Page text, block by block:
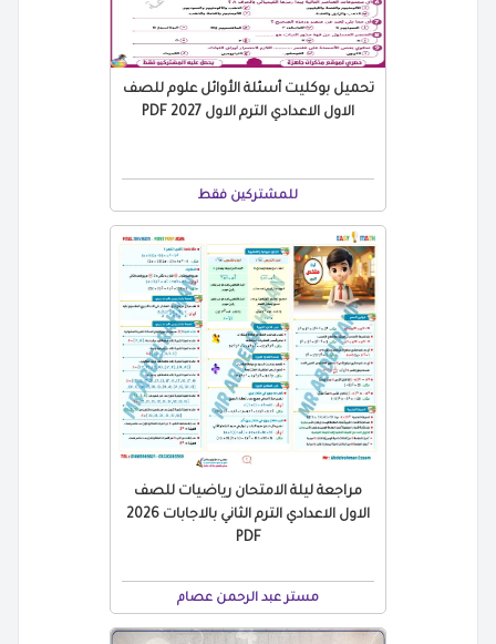
تحميل بوكليت أسئلة الأوائل علوم للصف
الاول الاعدادي الترم الاول 2027 PDF
للمشتركين فقط
مراجعة ليلة الامتحان رياضيات للصف
الاول الاعدادي الترم الثاني بالاجابات 2026
PDF
مستر عبد الرحمن عصام